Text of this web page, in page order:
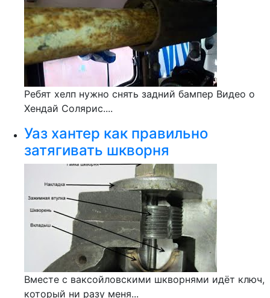
Ребят хелп нужно снять задний бампер Видео о
Хендай Солярис....
Уаз хантер как правильно
затягивать шкворня
Вместе с ваксойловскими шкворнями идёт ключ,
который ни разу меня...